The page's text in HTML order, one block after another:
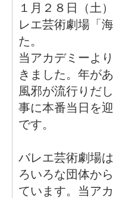
１月２８日（土
レエ芸術劇場「
た。
当アカデミーよ
きました。年が
風邪が流行りだ
事に本番当日を
です。
バレエ芸術劇場
ろいろな団体か
ています。当ア